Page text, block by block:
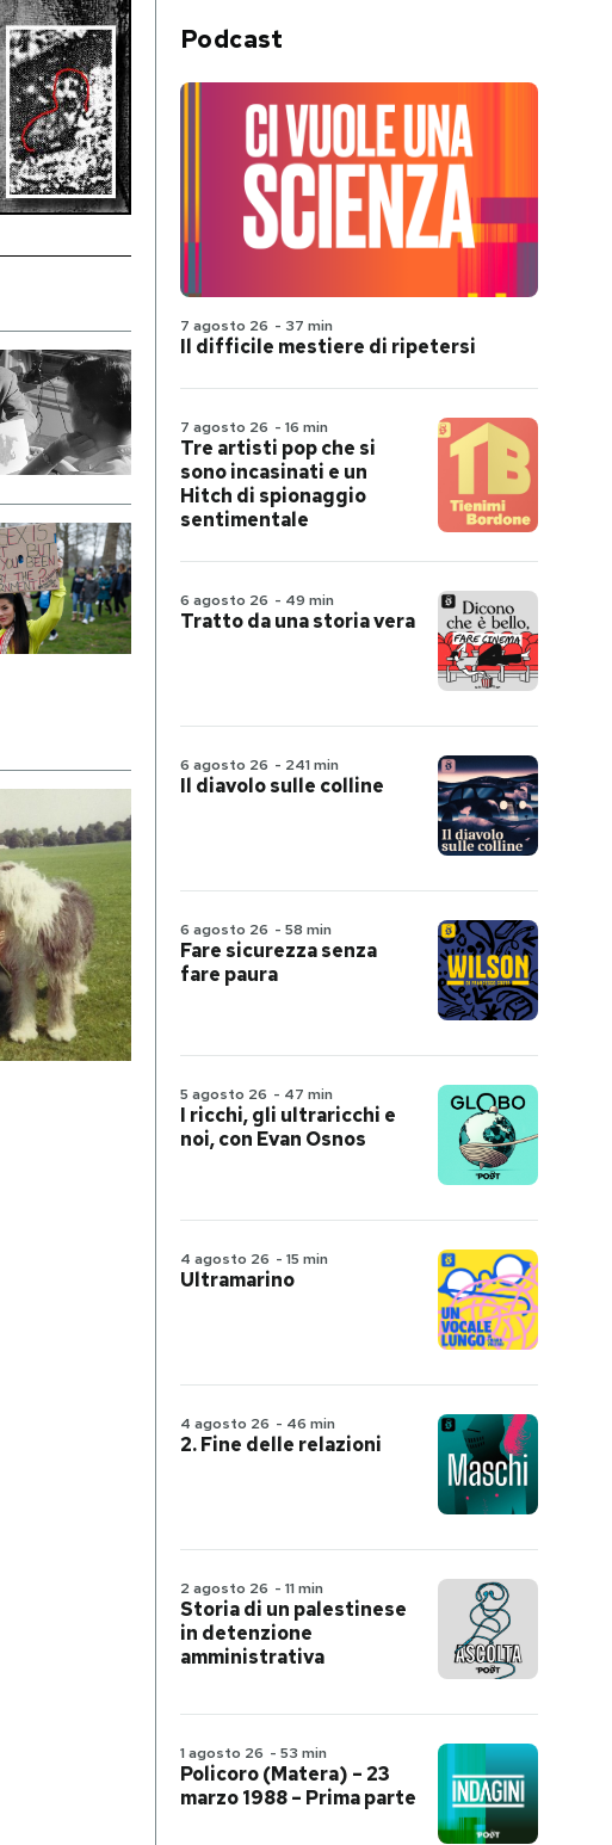
Podcast
7 agosto 26 - 37 min
Il difficile mestiere di ripetersi
7 agosto 26 - 16 min
Tre artisti pop che si
sono incasinati e un
Hitch di spionaggio
sentimentale
6 agosto 26 - 49 min
Tratto da una storia vera
6 agosto 26 - 241 min
Il diavolo sulle colline
6 agosto 26 - 58 min
Fare sicurezza senza
fare paura
5 agosto 26 - 47 min
I ricchi, gli ultraricchi e
noi, con Evan Osnos
4 agosto 26 - 15 min
Ultramarino
4 agosto 26 - 46 min
2. Fine delle relazioni
2 agosto 26 - 11 min
Storia di un palestinese
in detenzione
amministrativa
1 agosto 26 - 53 min
Policoro (Matera) – 23
marzo 1988 – Prima parte